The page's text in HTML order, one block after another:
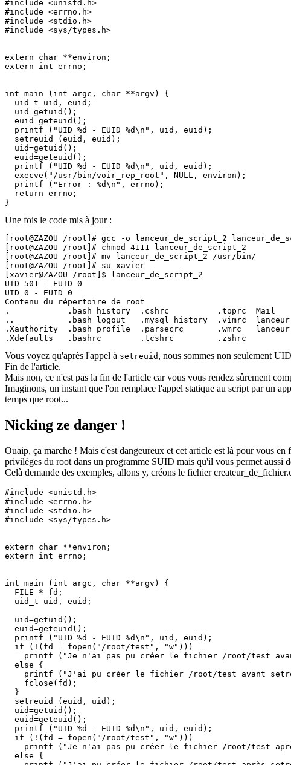
#include <unistd.h>
#include <errno.h>
#include <stdio.h>
#include <sys/types.h>
extern char **environ;
extern int errno;
int main (int argc, char **argv) {
  uid_t uid, euid;
  uid=getuid();
  euid=geteuid();
  printf ("UID %d - EUID %d\n", uid, euid);
  setreuid (euid, euid);
  uid=getuid();
  euid=geteuid();
  printf ("UID %d - EUID %d\n", uid, euid);
  execve("/usr/bin/voir_rep_root", NULL, environ);
  printf ("Error : %d\n", errno);
  return errno;
}
Une fois le code mis à jour :
[root@ZAZOU /root]# gcc -o lanceur_de_script_2
[root@ZAZOU /root]# chmod 4111 lanceur_de_script_2
[root@ZAZOU /root]# mv lanceur_de_script_2 /usr/bin/
[root@ZAZOU /root]# su xavier
[xavier@ZAZOU /root]$ lanceur_de_script_2
UID 501 - EUID 0
UID 0 - EUID 0
Contenu du répertoire de root
.            .bash_history  .cshrc          .toprc  Mail
..           .bash_logout   .mysql_history  .vimrc
.Xauthority  .bash_profile  .parsecrc       .wmrc
Vous voyez qu'après l'appel à setreuid , nous sommes non seulement
Fin de l'article.
Mais non, ce n'est pas la fin de l'article car vous vous rendez sûrement
Imaginons, un instant que l'on remplace l'appel statique au script par un
temps que root...
Nicking ze danger !
Ouaip, ça marche ! Mais c'est dangeureux et cet article est là pour vous
privilèges du root dans un programme SUID mais qu'il vous permet aussi
Celà demande des exemples, allons y, créons le fichier
#include <unistd.h>
#include <errno.h>
#include <stdio.h>
#include <sys/types.h>
extern char **environ;
extern int errno;
int main (int argc, char **argv) {
  FILE * fd;
  uid_t uid, euid;
  uid=getuid();
  euid=geteuid();
  printf ("UID %d - EUID %d\n", uid, euid);
  if (!(fd = fopen("/root/test", "w")))
printf ("Je n'ai pas pu créer le fichier /root/test
  else {
printf ("J'ai pu créer le fichier /root/test avant
    fclose(fd);
  }
  setreuid (euid, uid);
  uid=getuid();
  euid=geteuid();
  printf ("UID %d - EUID %d\n", uid, euid);
  if (!(fd = fopen("/root/test", "w")))
printf ("Je n'ai pas pu créer le fichier /root/test
  else {